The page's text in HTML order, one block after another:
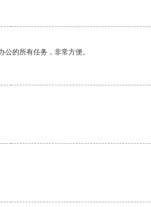
的所有任务，非常方便。